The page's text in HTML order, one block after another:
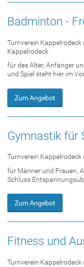
Badminton -
Turnverein Kappelrodeck
Kappelrodeck
für des Alter, Anfänger
und Spiel steht hier im
Zum Angebot
Gymnastik für
Turnverein Kappelrodeck
für Männer und Frauen,
Schluss
Zum Angebot
Fitness und
Turnverein Kappelrodeck